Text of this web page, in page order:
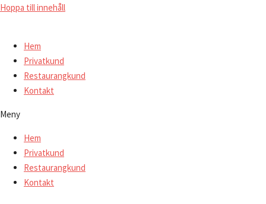
Hoppa till innehåll
Hem
Privatkund
Restaurangkund
Kontakt
Meny
Hem
Privatkund
Restaurangkund
Kontakt